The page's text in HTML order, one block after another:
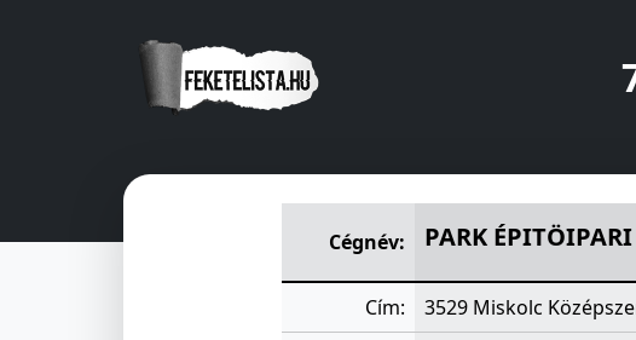
Cégnév:
PARK
Cím:
3529 Miskolc